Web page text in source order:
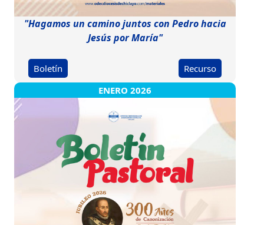
"Hagamos un camino juntos con Pedro hacia
Jesús por María"
Boletín
Recurso
ENERO 2026